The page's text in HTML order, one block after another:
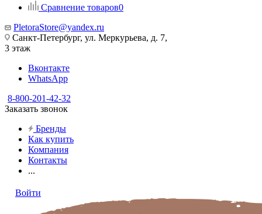
Сравнение товаров0
PletoraStore@yandex.ru
Санкт-Петербург, ул. Меркурьева, д. 7,
3 этаж
Вконтакте
WhatsApp
8-800-201-42-32
Заказать звонок
Бренды
Как купить
Компания
Контакты
...
Войти